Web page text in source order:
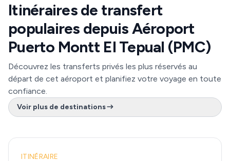
Itinéraires de transfert
populaires depuis Aéroport
Puerto Montt El Tepual (PMC)
Découvrez les transferts privés les plus réservés au
départ de cet aéroport et planifiez votre voyage en toute
confiance.
Voir plus de destinations
ITINÉRAIRE